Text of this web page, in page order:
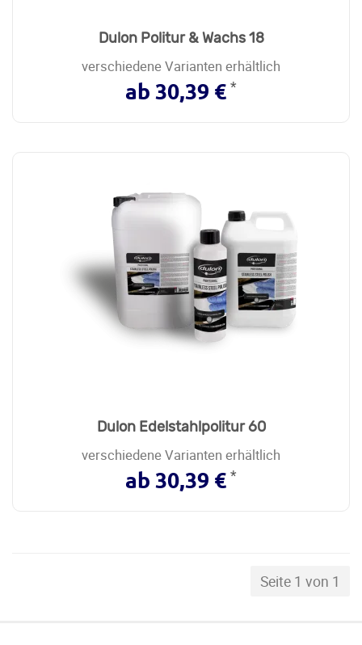
Dulon Politur & Wachs 18
verschiedene Varianten erhältlich
ab 30,39 € *
Dulon Edelstahlpolitur 60
verschiedene Varianten erhältlich
ab 30,39 € *
Seite 1 von 1